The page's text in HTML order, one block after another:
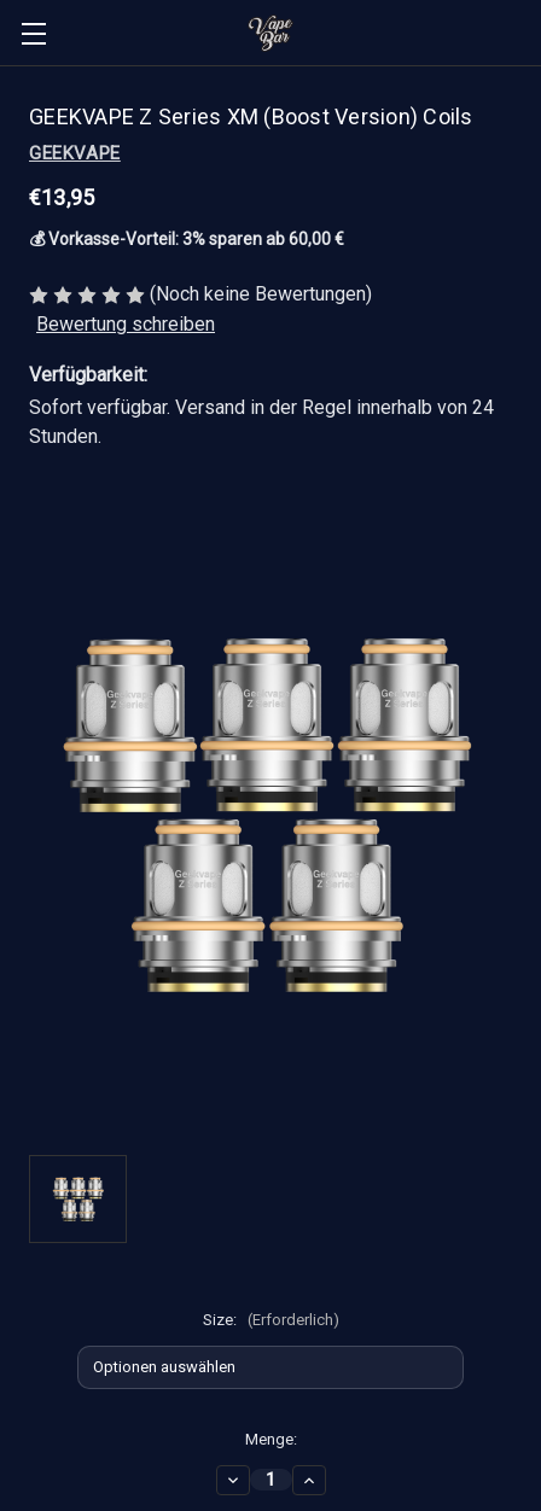
GEEKVAPE Z Series XM (Boost Version) Coils
GEEKVAPE
€13,95
💰 Vorkasse-Vorteil: 3% sparen ab 60,00 €
(Noch keine Bewertungen)
Bewertung schreiben
Verfügbarkeit:
Sofort verfügbar. Versand in der Regel innerhalb von 24
Stunden.
Size: (Erforderlich)
Menge:
Menge
von
Menge
von